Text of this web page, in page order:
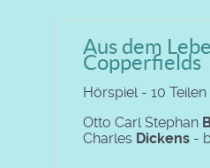
Aus dem
Copperfields
Hörspiel - 10 Teilen
Otto Carl Stephan
Charles Dickens -